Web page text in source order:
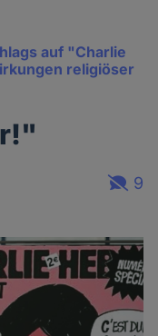
auf "Charlie
religiöser
9